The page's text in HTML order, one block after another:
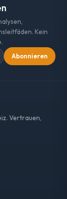
Kein
Abonnieren
Vertrauen,